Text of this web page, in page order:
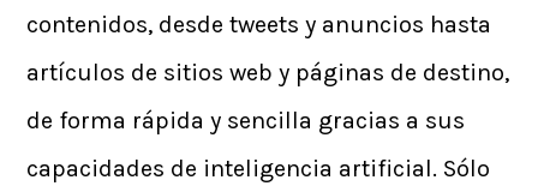
contenidos, desde tweets y anuncios hasta
artículos de sitios web y páginas de destino,
de forma rápida y sencilla gracias a sus
capacidades de inteligencia artificial. Sólo